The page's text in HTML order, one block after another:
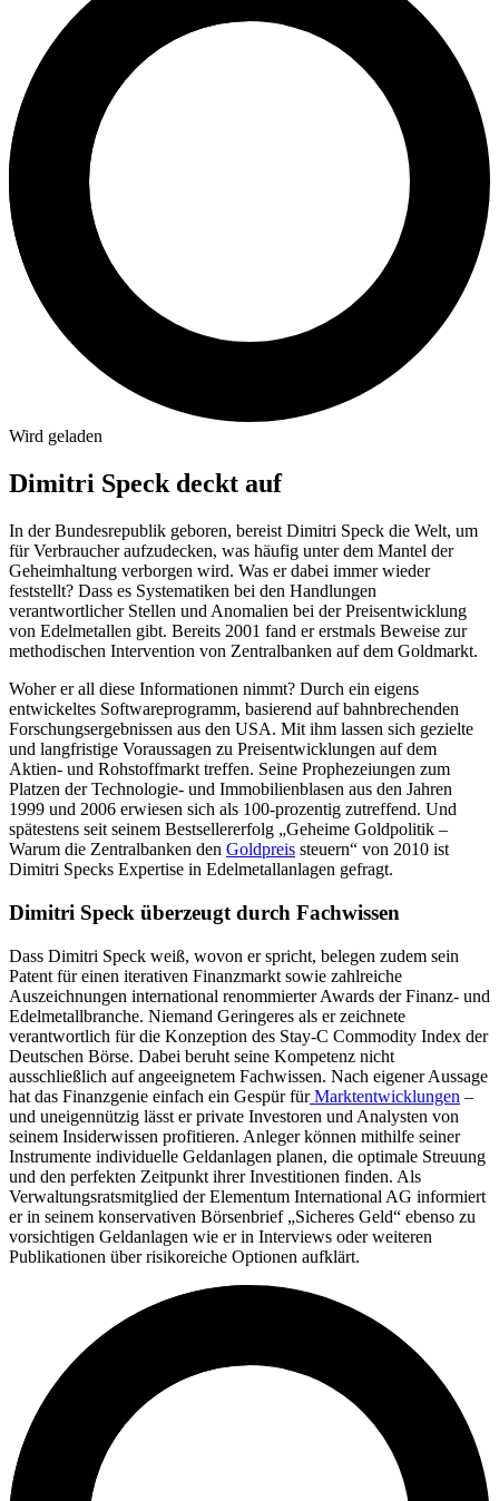
Wird geladen
Dimitri Speck deckt auf
In der Bundesrepublik geboren, bereist Dimitri Speck die Welt, um
für Verbraucher aufzudecken, was häufig unter dem Mantel der
Geheimhaltung verborgen wird. Was er dabei immer wieder
feststellt? Dass es Systematiken bei den Handlungen
verantwortlicher Stellen und Anomalien bei der Preisentwicklung
von Edelmetallen gibt. Bereits 2001 fand er erstmals Beweise zur
methodischen Intervention von Zentralbanken auf dem Goldmarkt.
Woher er all diese Informationen nimmt? Durch ein eigens
entwickeltes Softwareprogramm, basierend auf bahnbrechenden
Forschungsergebnissen aus den USA. Mit ihm lassen sich gezielte
und langfristige Voraussagen zu Preisentwicklungen auf dem
Aktien- und Rohstoffmarkt treffen. Seine Prophezeiungen zum
Platzen der Technologie- und Immobilienblasen aus den Jahren
1999 und 2006 erwiesen sich als 100-prozentig zutreffend. Und
spätestens seit seinem Bestsellererfolg „Geheime Goldpolitik –
Warum die Zentralbanken den Goldpreis steuern“ von 2010 ist
Dimitri Specks Expertise in Edelmetallanlagen gefragt.
Dimitri Speck überzeugt durch Fachwissen
Dass Dimitri Speck weiß, wovon er spricht, belegen zudem sein
Patent für einen iterativen Finanzmarkt sowie zahlreiche
Auszeichnungen international renommierter Awards der Finanz- und
Edelmetallbranche. Niemand Geringeres als er zeichnete
verantwortlich für die Konzeption des Stay-C Commodity Index der
Deutschen Börse. Dabei beruht seine Kompetenz nicht
ausschließlich auf angeeignetem Fachwissen. Nach eigener Aussage
hat das Finanzgenie einfach ein Gespür fürMarktentwicklungen –
und uneigennützig lässt er private Investoren und Analysten von
seinem Insiderwissen profitieren. Anleger können mithilfe seiner
Instrumente individuelle Geldanlagen planen, die optimale Streuung
und den perfekten Zeitpunkt ihrer Investitionen finden. Als
Verwaltungsratsmitglied der Elementum International AG informiert
er in seinem konservativen Börsenbrief „Sicheres Geld“ ebenso zu
vorsichtigen Geldanlagen wie er in Interviews oder weiteren
Publikationen über risikoreiche Optionen aufklärt.